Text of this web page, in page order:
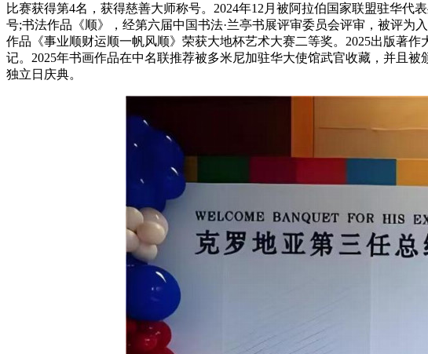
比赛获得第4名，获得慈善大师称号。2024年12月被阿拉伯国家联盟驻华代
号;书法作品《顺》，经第六届中国书法·兰亭书展评审委员会评审，被评为
作品《事业顺财运顺一帆风顺》荣获大地杯艺术大赛二等奖。2025出版著
记。2025年书画作品在中名联推荐被多米尼加驻华大使馆武官收藏，并且
独立日庆典。